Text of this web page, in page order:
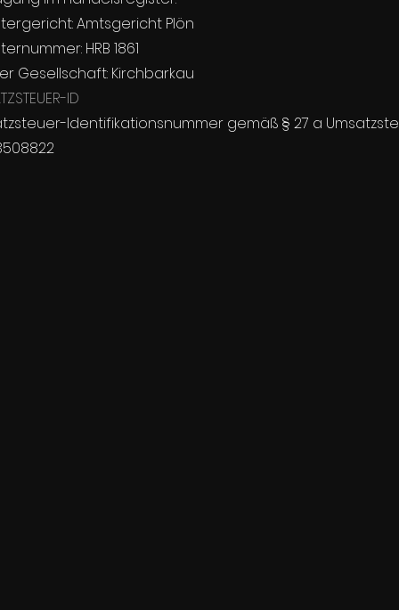
Amtsgericht Plön
HRB 1861
Gesellschaft: Kirchbarkau
ID
Identifikationsnummer gemäß § 27 a